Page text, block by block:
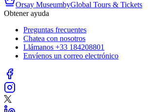
Orsay MuseumbyGlobal Tours & Tickets
Obtener ayuda
Preguntas frecuentes
Chatea con nosotros
Llámanos +33 184208801
Envíenos un correo electrónico